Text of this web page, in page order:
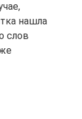
нашла
слов